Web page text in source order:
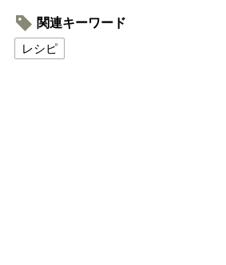
関連キーワード
レシピ